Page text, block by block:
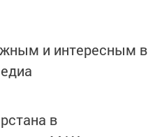
и интересным в
в